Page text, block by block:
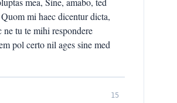
mi haec dicentur dicta,
tu te mihi respondere
pol certo nil ages sine med
15